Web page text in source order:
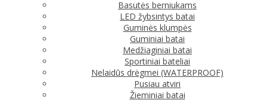
Basutės berniukams
LED žybsintys batai
Guminės klumpės
Guminiai batai
Medžiaginiai batai
Sportiniai bateliai
Nelaidūs drėgmei (WATERPROOF)
Pusiau atviri
Žieminiai batai